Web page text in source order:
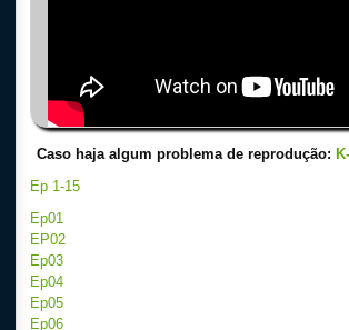
Caso haja algum problema de reprodução:
Ep 1-15
Ep01
EP02
Ep03
Ep04
Ep05
Ep06